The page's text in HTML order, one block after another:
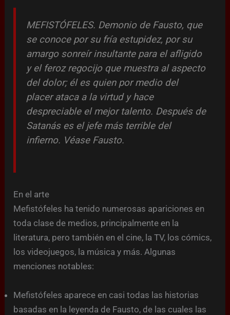
MEFISTÓFELES. Demonio de Fausto, que
se conoce por su fría estupidez, por su
amargo sonreír insultante para el afligido
y el feroz regocijo que muestra al aspecto
del dolor; él es quien por medio del
placer ataca a la virtud y hace
despreciable el mejor talento. Después de
Satanás es el jefe más terrible del
infierno. Véase Fausto.
En el arte
Mefistófeles ha tenido numerosas apariciones en
toda clase de medios, principalmente en la
literatura, pero también en el cine, la TV, los cómics,
los videojuegos, la música y más. Algunas
menciones notables:
Mefistófeles aparece en casi todas las historias
basadas en la leyenda de Fausto, de las cuales las